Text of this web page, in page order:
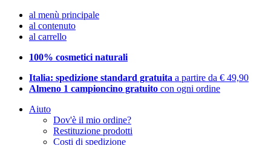
al menù principale
al contenuto
al carrello
100% cosmetici naturali
Italia: spedizione standard gratuita a partire da € 49,90
Almeno 1 campioncino gratuito con ogni ordine
Aiuto
Dov'è il mio ordine?
Restituzione prodotti
Costi di spedizione